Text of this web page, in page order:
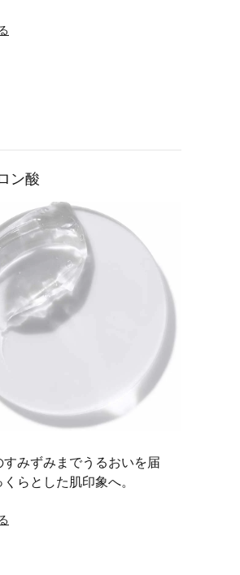
ン酸
すみずみまでうるおいを届
らとした肌印象へ。